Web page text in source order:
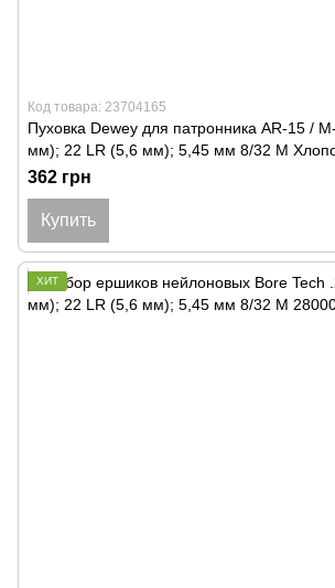
Код товара: 23704165
Пуховка Dewey для патронника AR-15 /
мм); 22 LR (5,6 мм); 5,45 мм 8/32 M
362 грн
Купить
ХИТ